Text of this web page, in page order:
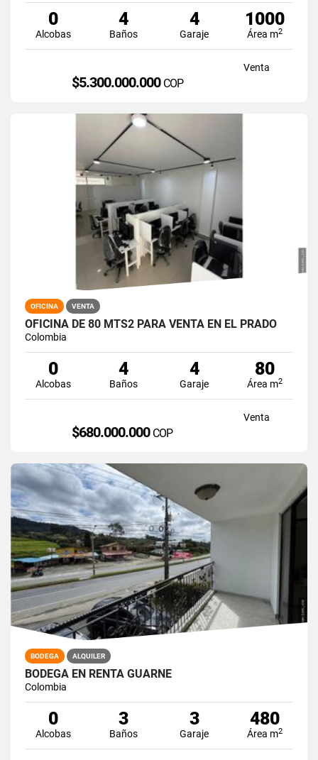
0
Alcobas
4
Baños
4
Garaje
1000
Área m2
Venta
$5.300.000.000 COP
OFICINA VENTA
OFICINA DE 80 MTS2 PARA VENTA EN EL PRADO
Colombia
0
Alcobas
4
Baños
4
Garaje
80
Área m2
Venta
$680.000.000 COP
BODEGA ALQUILER
BODEGA EN RENTA GUARNE
Colombia
0
Alcobas
3
Baños
3
Garaje
480
Área m2